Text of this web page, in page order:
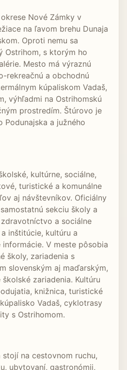
Nové Zámky v
na ľavom brehu Dunaja
Oproti nemu sa
Ostrihom, s ktorým ho
Mesto má výraznú
rekreačnú a obchodnú
kúpaliskom Vadaš,
výhľadmi na Ostrihomskú
prostredím. Štúrovo je
Podunajska a južného
kultúrne, sociálne,
turistické a komunálne
aj návštevníkov. Oficiálny
sekciu školy a
a sociálne
inštitúcie, kultúru a
informácie. V meste pôsobia
školy, zariadenia s
slovenským aj maďarským,
zariadenia. Kultúru
knižnica, turistické
Vadaš, cyklotrasy
s Ostrihomom.
na cestovnom ruchu,
ubytovaní, gastronómii,